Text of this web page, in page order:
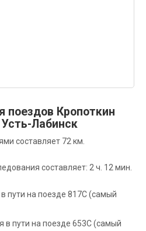
Кропоткин
Лабинск
составляет 72 км.
составляет: 2 ч. 12 мин.
пути на поезде 817С (самый
в пути на поезде 653С (самый